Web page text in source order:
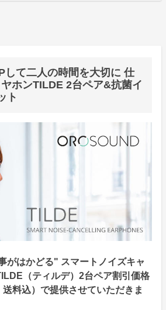
して二人の時間を大切に 仕
ホンTILDE 2台ペア&抗菌イ
ト
がはかどる" スマートノイズキャ
（ティルデ）2台ペア割引価格
料込）で提供させていただきま